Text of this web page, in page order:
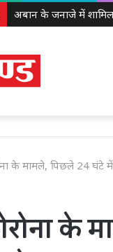
के मामले, पिछले 24
के